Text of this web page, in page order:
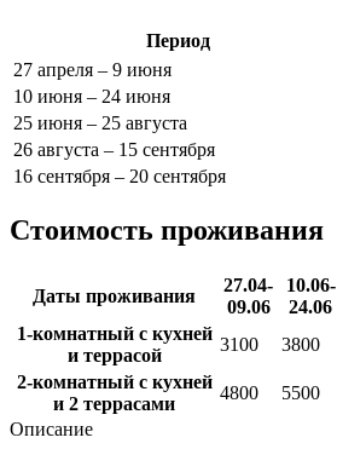
Период
27 апреля – 9 июня
10 июня – 24 июня
25 июня – 25 августа
26 августа – 15 сентября
16 сентября – 20 сентября
Стоимость проживания
Даты проживания
27.04-
09.06
10.06-
24.06
1-комнатный с кухней
и террасой
3100 3800
2-комнатный с кухней
и 2 террасами
4800 5500
Описание